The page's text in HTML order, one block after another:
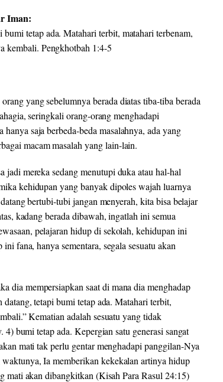
Iman:
tetap ada. Matahari terbit, matahari terbenam,
kembali. Pengkhotbah 1:4-5
yang sebelumnya berada diatas tiba-tiba berada
seringkali orang-orang menghadapi
saja berbeda-beda masalahnya, ada yang
macam masalah yang lain-lain.
jadi mereka sedang menutupi duka atau hal-hal
kehidupan yang banyak dipoles wajah luarnya
bertubi-tubi jangan menyerah, kita bisa belajar
kadang berada dibawah, ingatlah ini semua
pelajaran hidup di sekolah, kehidupan ini
fana, hanya sementara, segala sesuatu akan
dia mempersiapkan saat di mana dia menghadap
tetapi bumi tetap ada. Matahari terbit,
Kematian adalah sesuatu yang tidak
bumi tetap ada. Kepergian satu generasi sangat
mati tak perlu gentar menghadapi panggilan-Nya
Ia memberikan kekekalan artinya hidup
mati akan dibangkitkan (Kisah Para Rasul 24:15)